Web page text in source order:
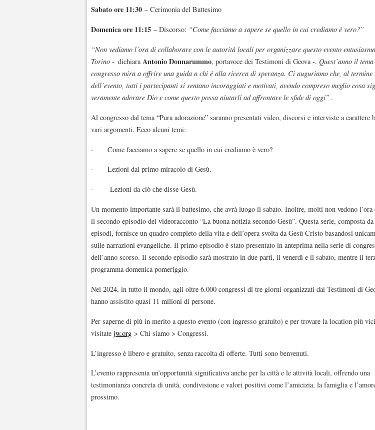
Sabato ore 11:30 – Cerimonia del Battesimo
Domenica ore 11:15 – Discorso: “Come facciamo a sapere se quello in cui crediamo è vero?”
“Non vediamo l’ora di collaborare con le autorità locali per organizzare questo evento
Torino - dichiaraAntonio Donnarummo, portavoce dei Testimoni di Geova -. Quest’anno il
congresso mira a offrire una guida a chi è alla ricerca di speranza. Ci auguriamo che, al termine
dell’evento, tutti i partecipanti si sentano incoraggiati e motivati, avendo compreso meglio cosa
veramente adorare Dio e come questo possa aiutarli ad affrontare le sfide di oggi” .
Al congresso dal tema “Pura adorazione” saranno presentati video, discorsi e interviste a carattere
vari argomenti. Ecco alcuni temi:
· Come facciamo a sapere se quello in cui crediamo è vero?
· Lezioni dal primo miracolo di Gesù.
· Lezioni da ciò che disse Gesù.
Un momento importante sarà il battesimo, che avrà luogo il sabato. Inoltre, molti non vedono l’ora
il secondo episodio del videoracconto “La buona notizia secondo Gesù”. Questa serie, composta
episodi, fornisce un quadro completo della vita e dell’opera svolta da Gesù Cristo basandosi
sulle narrazioni evangeliche. Il primo episodio è stato presentato in anteprima nella serie di
dell’anno scorso. Il secondo episodio sarà mostrato in due parti, il venerdì e il sabato, mentre il
programma domenica pomeriggio.
Nel 2024, in tutto il mondo, agli oltre 6.000 congressi di tre giorni organizzati dai Testimoni di
hanno assistito quasi 11 milioni di persone.
Per saperne di più in merito a questo evento (con ingresso gratuito) e per trovare la location più
visitate jw.org > Chi siamo > Congressi.
L’ingresso è libero e gratuito, senza raccolta di offerte. Tutti sono benvenuti.
L’evento rappresenta un’opportunità significativa anche per la città e le attività locali, offrendo una
testimonianza concreta di unità, condivisione e valori positivi come l’amicizia, la famiglia e
prossimo.